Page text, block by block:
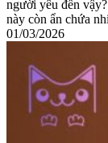
người yêu đến
này còn ẩn chứa
01/03/2026